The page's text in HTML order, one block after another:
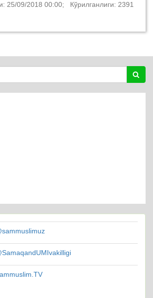
25/09/2018 00:00; Кўрилганлиги: 2391